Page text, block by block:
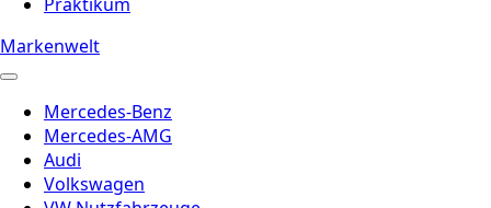
Markenwelt
Mercedes-Benz
Mercedes-AMG
Audi
Volkswagen